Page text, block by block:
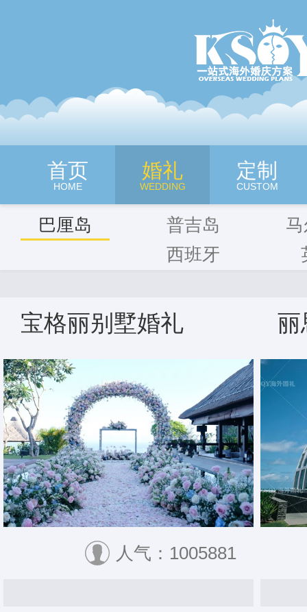
深圳旷世奇缘海外婚纱摄影
首页
HOME
婚礼
WEDDING
定制
CUSTOM
巴厘岛 普吉岛
西班牙
宝格丽别墅婚礼
人气：1005881
丽